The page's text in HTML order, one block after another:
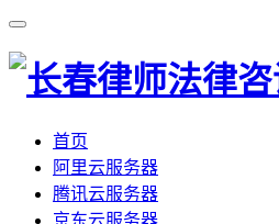
首页
阿里云服务器
腾讯云服务器
京东云服务器